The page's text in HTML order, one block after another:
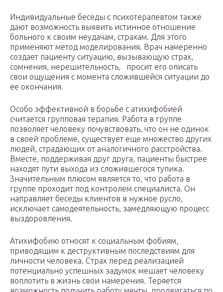
Индивидуальные беседы с психотерапевтом также
дают возможность выявить истинное отношение
больного к своим неудачам, страхам. Для этого
применяют метод моделирования. Врач намеренно
создает пациенту ситуацию, вызывающую страх,
сомнения, нерешительность, просит его описать
свои ощущения с момента сложившейся ситуации до
ее окончания.
Особо эффективной в борьбе с атихифобией
считается групповая терапия. Работа в группе
позволяет человеку почувствовать, что он не одинок
в своей проблеме, существует еще множество других
людей, страдающих от аналогичного расстройства.
Вместе, поддерживая друг друга, пациенты быстрее
находят пути выхода из сложившегося тупика.
Значительным плюсом является то, что работа в
группе проходит под контролем специалиста. Он
направляет беседы клиентов в нужное русло,
исключает самодеятельность, замедляющую процесс
выздоровления.
Атихифобию относят к социальным фобиям,
приводящим к деструктивным последствиям для
личности человека. Страх перед реализацией
потенциально успешных задумок мешает человеку
воплотить в жизнь свои намерения. Теряется